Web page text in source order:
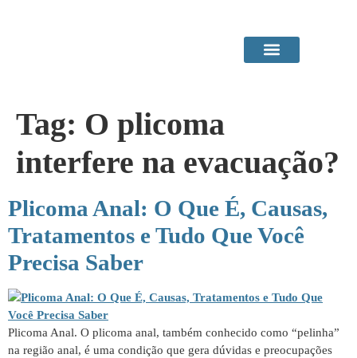
Tag: O plicoma
interfere na evacuação?
Plicoma Anal: O Que É, Causas,
Tratamentos e Tudo Que Você
Precisa Saber
Plicoma Anal. O plicoma anal, também conhecido como “pelinha”
na região anal, é uma condição que gera dúvidas e preocupações